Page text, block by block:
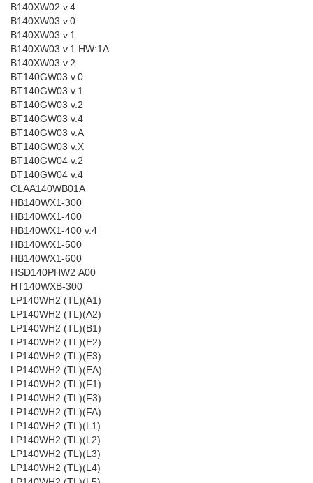
B140XW02 v.4
B140XW03 v.0
B140XW03 v.1
B140XW03 v.1 HW:1A
B140XW03 v.2
BT140GW03 v.0
BT140GW03 v.1
BT140GW03 v.2
BT140GW03 v.4
BT140GW03 v.A
BT140GW03 v.X
BT140GW04 v.2
BT140GW04 v.4
CLAA140WB01A
HB140WX1-300
HB140WX1-400
HB140WX1-400 v.4
HB140WX1-500
HB140WX1-600
HSD140PHW2 A00
HT140WXB-300
LP140WH2 (TL)(A1)
LP140WH2 (TL)(A2)
LP140WH2 (TL)(B1)
LP140WH2 (TL)(E2)
LP140WH2 (TL)(E3)
LP140WH2 (TL)(EA)
LP140WH2 (TL)(F1)
LP140WH2 (TL)(F3)
LP140WH2 (TL)(FA)
LP140WH2 (TL)(L1)
LP140WH2 (TL)(L2)
LP140WH2 (TL)(L3)
LP140WH2 (TL)(L4)